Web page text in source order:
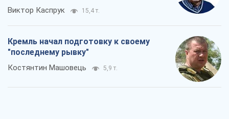
Виктор Каспрук 15,4 т.
Кремль начал подготовку к своему
"последнему рывку"
Костянтин Машовець 5,9 т.